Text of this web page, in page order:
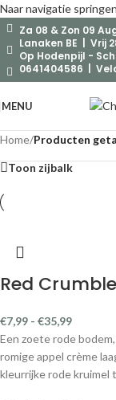
Naar navigatie springen
Za 08 & Zon 09
Lanaken BE | Vrij
Op Hodenpijl -
0641404586 |
MENU
Home/Producten
Toon zijbalk
Red
€7,99 - €35,99
Een zoete rode
romige appel crème
kleurrijke rode kruimel